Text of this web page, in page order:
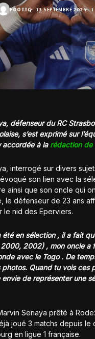
FOOT.TG 13 SEPTEMBRE 2024 1
défenseur du RC
s’est exprimé sur
accordée à la rédaction
interrogé sur divers
son lien avec la
ainsi que son oncle qui
le défenseur de 23 ans
le nid des Eperviers.
été en sélection , il a fait
2000, 2002) , mon oncle a
avec le Togo . De
photos. Quand tu vois ces
de représenter une
Senaya prêté à
joué 3 matchs depuis le
en ligue 1 française.